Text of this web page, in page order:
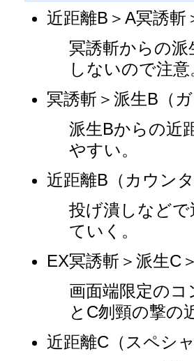
近距離B＞A冥誘斬
冥誘斬からの
しないので注意
冥誘斬＞派生B（
派生Bからの近
やすい。
近距離B（カウン
投げ潰しなど
ていく。
EX冥誘斬＞派生C
画面端限定の
とC刎頸の撃の
近距離C（スペシ